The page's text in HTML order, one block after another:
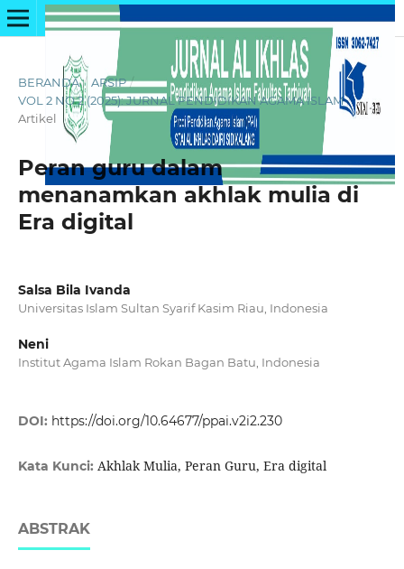
BERANDA / ARSIP /
VOL 2 NO 2 (2025): JURNAL PENDIDIKAN AGAMA ISLAM /
Artikel
Peran guru dalam
menanamkan akhlak mulia di
Era digital
Salsa Bila Ivanda
Universitas Islam Sultan Syarif Kasim Riau, Indonesia
Neni
Institut Agama Islam Rokan Bagan Batu, Indonesia
DOI: https://doi.org/10.64677/ppai.v2i2.230
Kata Kunci: Akhlak Mulia, Peran Guru, Era digital
ABSTRAK